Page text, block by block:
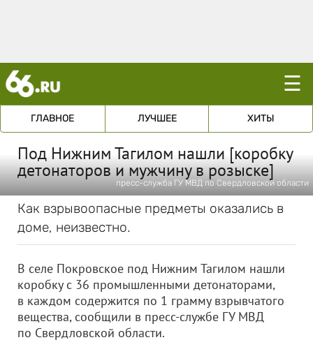
☰
ГЛАВНОЕ ЛУЧШЕЕ ХИТЫ
Под Нижним Тагилом нашли [коробку
детонаторов и мужчину в розыске]
пресс-служба ГУ МВД по Свердловской области
Как взрывоопасные предметы оказались в
доме, неизвестно.
В селе Покровское под Нижним Тагилом нашли
коробку с 36 промышленными детонаторами,
в каждом содержится по 1 грамму взрывчатого
вещества, сообщили в пресс-службе ГУ МВД
по Свердловской области.